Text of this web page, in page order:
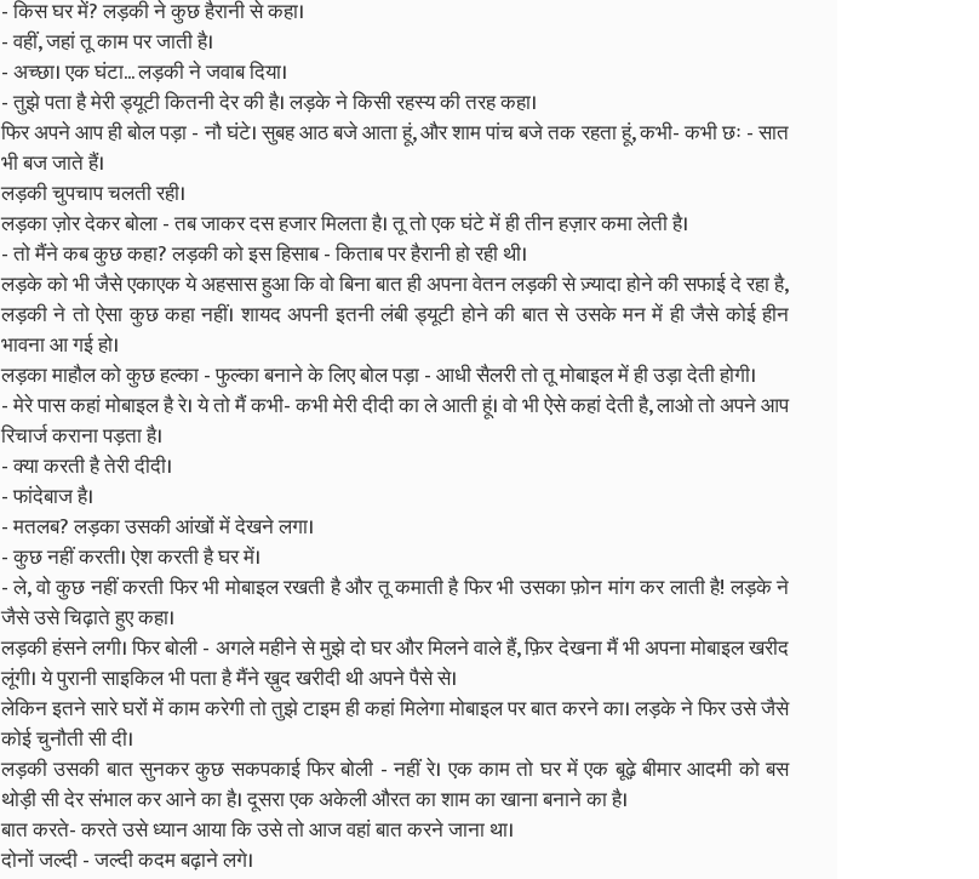
- किस घर में? लड़की ने कुछ हैरानी से कहा।
- वहीं, जहां तू काम पर जाती है।
- अच्छा। एक घंटा... लड़की ने जवाब दिया।
- तुझे पता है मेरी ड्यूटी कितनी देर की है। लड़के ने किसी रहस्य की तरह कहा।
फिर अपने आप ही बोल पड़ा - नौ घंटे। सुबह आठ बजे आता हूं, और शाम पांच बजे तक रहता हूं, कभी- कभी छः - सात
भी बज जाते हैं।
लड़की चुपचाप चलती रही।
लड़का ज़ोर देकर बोला - तब जाकर दस हजार मिलता है। तू तो एक घंटे में ही तीन हज़ार कमा लेती है।
- तो मैंने कब कुछ कहा? लड़की को इस हिसाब - किताब पर हैरानी हो रही थी।
लड़के को भी जैसे एकाएक ये अहसास हुआ कि वो बिना बात ही अपना वेतन लड़की से ज़्यादा होने की सफाई दे रहा है,
लड़की ने तो ऐसा कुछ कहा नहीं। शायद अपनी इतनी लंबी ड्यूटी होने की बात से उसके मन में ही जैसे कोई हीन
भावना आ गई हो।
लड़का माहौल को कुछ हल्का - फुल्का बनाने के लिए बोल पड़ा - आधी सैलरी तो तू मोबाइल में ही उड़ा देती होगी।
- मेरे पास कहां मोबाइल है रे। ये तो मैं कभी- कभी मेरी दीदी का ले आती हूं। वो भी ऐसे कहां देती है, लाओ तो अपने आप
रिचार्ज कराना पड़ता है।
- क्या करती है तेरी दीदी।
- फांदेबाज है।
- मतलब? लड़का उसकी आंखों में देखने लगा।
- कुछ नहीं करती। ऐश करती है घर में।
- ले, वो कुछ नहीं करती फिर भी मोबाइल रखती है और तू कमाती है फिर भी उसका फ़ोन मांग कर लाती है! लड़के ने
जैसे उसे चिढ़ाते हुए कहा।
लड़की हंसने लगी। फिर बोली - अगले महीने से मुझे दो घर और मिलने वाले हैं, फ़िर देखना मैं भी अपना मोबाइल खरीद
लूंगी। ये पुरानी साइकिल भी पता है मैंने ख़ुद खरीदी थी अपने पैसे से।
लेकिन इतने सारे घरों में काम करेगी तो तुझे टाइम ही कहां मिलेगा मोबाइल पर बात करने का। लड़के ने फिर उसे जैसे
कोई चुनौती सी दी।
लड़की उसकी बात सुनकर कुछ सकपकाई फिर बोली - नहीं रे। एक काम तो घर में एक बूढ़े बीमार आदमी को बस
थोड़ी सी देर संभाल कर आने का है। दूसरा एक अकेली औरत का शाम का खाना बनाने का है।
बात करते- करते उसे ध्यान आया कि उसे तो आज वहां बात करने जाना था।
दोनों जल्दी - जल्दी कदम बढ़ाने लगे।